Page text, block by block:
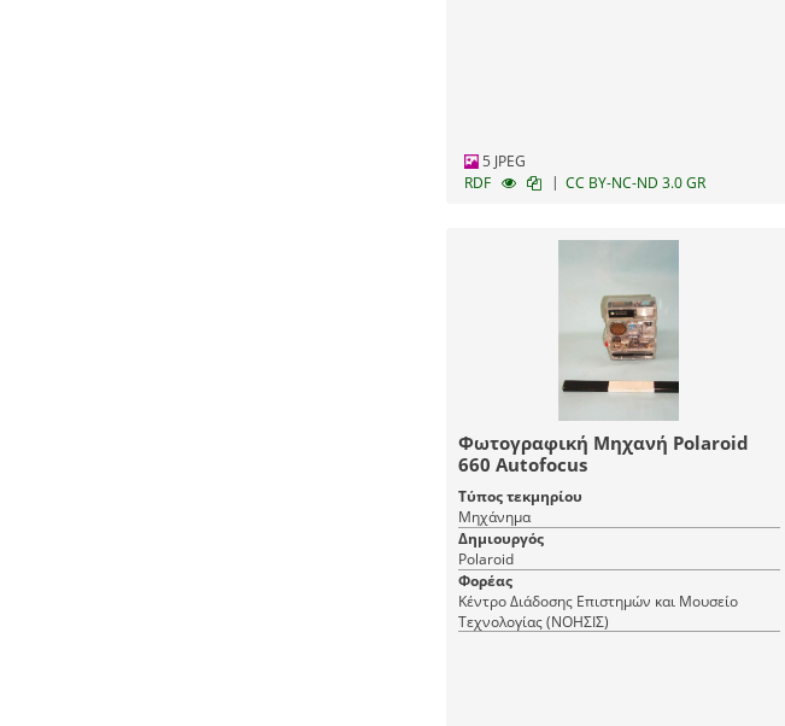
5 JPEG
RDF
| CC BY-NC-ND 3.0 GR
Φωτογραφική Μηχανή Polaroid
660 Autofocus
Τύπος τεκμηρίου
Μηχάνημα
Δημιουργός
Polaroid
Φορέας
Κέντρο Διάδοσης Επιστημών και Μουσείο
Τεχνολογίας (ΝΟΗΣΙΣ)